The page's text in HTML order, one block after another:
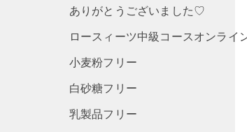
ありがとうございました♡
ロースィーツ中級コースオンライ
小麦粉フリー
白砂糖フリー
乳製品フリー